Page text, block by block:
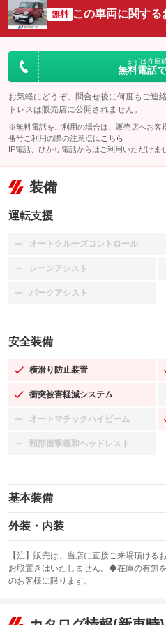
無料 この車両に関する
まずは在庫
無料電話
お気軽にどうぞ。問合せ後に何度もご連
ドレスは販売店に公開されません。
※無料電話をご利用の場合は、販売店へお客
番号ご利用の際の注意点は こちら
IP電話、ひかり電話からはご利用いただけま
装備
運転支援
オートクルーズコントロール
：装備なし
レーンアシスト
：装備なし
パークアシスト
：装備なし
安全装備
横滑り防止装置
：装備あり
衝突被害軽減システム
：装備あり
オートマチックハイビーム
：装備なし
頸部衝撃緩和ヘッドレスト
：装備なし
基本装備
エアバッグ：運転席/助手席
：装備あり
：装備なし
サンルーフ
：装備なし
リフトアップ
外装・内装
カーナビ：メモリーナビ他
：装備あり
TV：ワンセグ
：装備あり
【注】販売は、当店に直接ご来場頂け
お取置きはいたしません。◆在庫の有無
のお客様に限ります。